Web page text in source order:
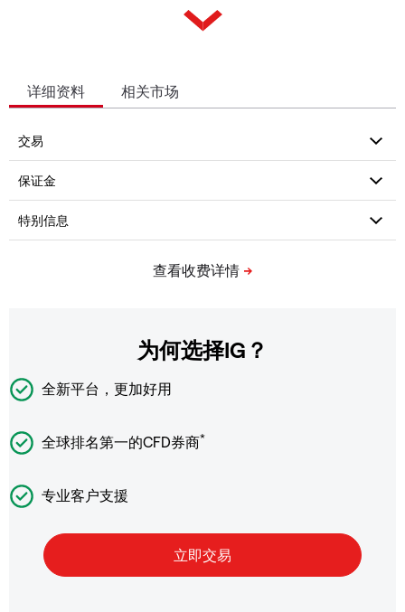
详细资料 相关市场
为何选择IG？
全新平台，更加好用
全球排名第一的CFD券商*
专业客户支援